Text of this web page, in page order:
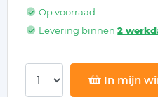
Op voorraad
Levering binnen2
In mijn